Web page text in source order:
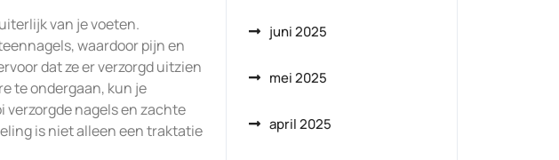
van je voeten.
waardoor pijn en
dat ze er verzorgd uitzien
te ondergaan, kun je
verzorgde nagels en zachte
is niet alleen een traktatie
juni 2025
mei 2025
april 2025